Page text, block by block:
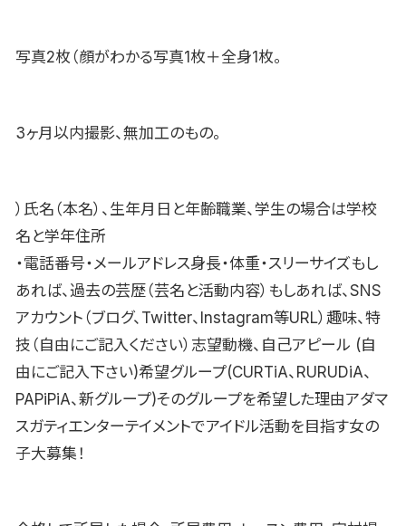
写真2枚（顔がわかる写真1枚＋全身1枚。
3ヶ月以内撮影、無加工のもの。
）氏名（本名）、生年月日と年齢職業、学生の場合は学校
名と学年住所
・電話番号・メールアドレス身長・体重・スリーサイズもし
あれば、過去の芸歴（芸名と活動内容）もしあれば、SNS
アカウント（ブログ、Twitter、Instagram等URL）趣味、特
技（自由にご記入ください）志望動機、自己アピール (自
由にご記入下さい)希望グループ(CURTiA、RURUDiA、
PAPiPiA、新グループ)そのグループを希望した理由アダマ
スガティエンターテイメントでアイドル活動を目指す女の
子大募集！